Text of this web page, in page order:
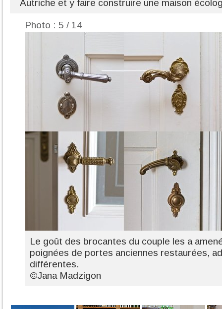
Autriche et y faire construire une maison
Photo : 5 / 14
Le goût des brocantes du couple les a
poignées de portes anciennes restaurées,
différentes.
©Jana Madzigon